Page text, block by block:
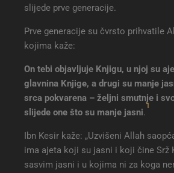
bespogovorno
Pravednost u ophođenju
slijede prve generacije.
Prve generacije su čvrsto prihvatile
kojima kaže:
On tebi objavljuje Knjigu, u njoj su
glavnina Knjige, a drugi su manje
srca pokvarena – željni smutnje i
slijede one što su manje jasni.
1
Ibn Kesir kaže: „Uzvišeni Allah
ima ajeta koji su jasni i koji čine Srž
sasvim jasni i u kojima ni za koga